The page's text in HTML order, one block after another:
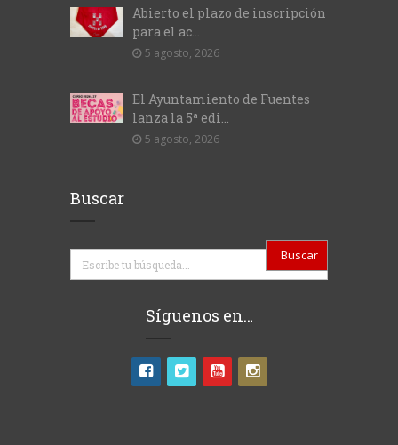
Abierto el plazo de inscripción
para el ac...
5 agosto, 2026
El Ayuntamiento de Fuentes
lanza la 5ª edi...
5 agosto, 2026
Buscar
Buscar
Síguenos en…